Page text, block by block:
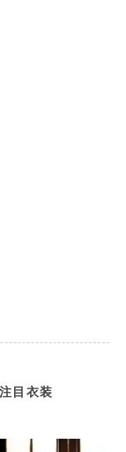
目衣装